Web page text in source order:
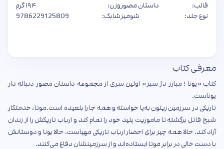
قالب:
داستان مصور
نوع جلد:
شومیز
وزن:
۱۹۴ گرم
شابک:
9786229125809
معرفی کتاب
کتاب «یونا ؛ مبارز دژ سبز» اولین سری از مجموعه داستان مصور دنباله دار
یوناست.
تاریکی در سرزمین زیتون به‌پا خواسته و همه جا را بلعیده است.موتا، خدمتکار
شبح قاتل برگشته تا ماموریت پلید خود را تمام کند و ارباب تاریکش را از زندان
آزاد کند. حالا همه چیز برای احضار ارباب تاریکی مهیاست. حالا یونا و دوستانش
با دست خالی در برابر موتا ایستاده‌اند و از سرزمینشان دفاع می‌کنند.